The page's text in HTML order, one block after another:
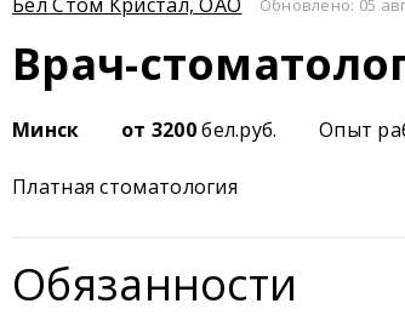
Обновлено: 05
Врач-
Минск от 3200бел.руб. Опыт
Платная стоматология
Обязанности